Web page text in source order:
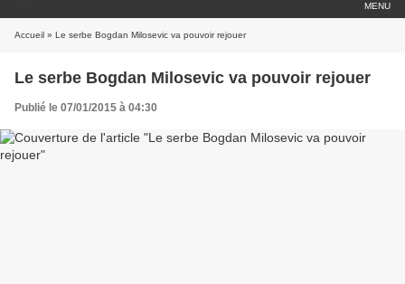
MENU
Accueil » Le serbe Bogdan Milosevic va pouvoir rejouer
Le serbe Bogdan Milosevic va pouvoir rejouer
Publié le 07/01/2015 à 04:30